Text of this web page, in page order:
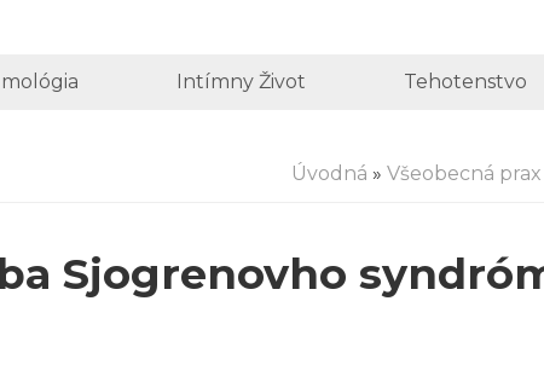
Intímny Život Tehotenstvo
Úvodná » Všeobecná prax
Sjogrenovho